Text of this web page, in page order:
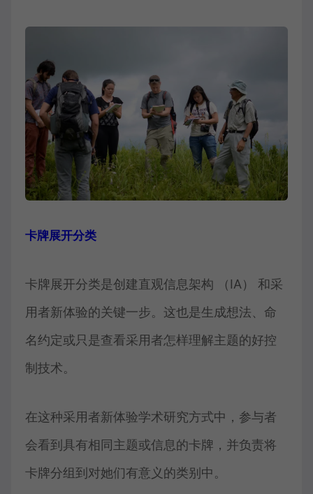
卡牌展开分类
卡牌展开分类是创建直观信息架构 （IA） 和采
用者新体验的关键一步。这也是生成想法、命
名约定或只是查看采用者怎样理解主题的好控
制技术。
在这种采用者新体验学术研究方式中，参与者
会看到具有相同主题或信息的卡牌，并负责将
卡牌分组到对她们有意义的类别中。